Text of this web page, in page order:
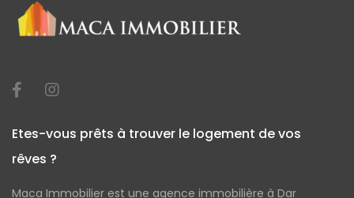
Etes-vous prêts à trouver le logement de vos
rêves ?
Maca Immobilier est une agence immobilière à Dar